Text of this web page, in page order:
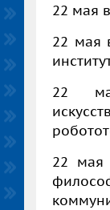
22 мая
22 мая
22
22 мая